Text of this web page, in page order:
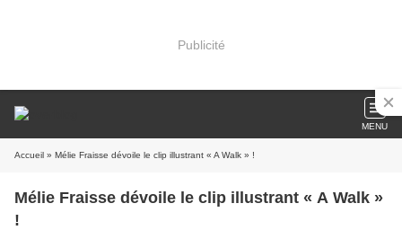
Publicité
MENU
Accueil » Mélie Fraisse dévoile le clip illustrant « A Walk » !
Mélie Fraisse dévoile le clip illustrant « A Walk »
!